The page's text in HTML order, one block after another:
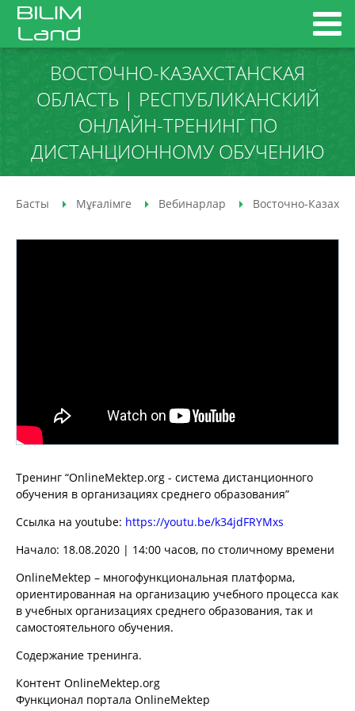
ВОСТОЧНО-КАЗАХСТАНСКАЯ
ОБЛАСТЬ | РЕСПУБЛИКАНСКИЙ
ОНЛАЙН-ТРЕНИНГ ПО
ДИСТАНЦИОННОМУ ОБУЧЕНИЮ
Басты Мұғалімге Вебинарлар Восточно-
Тренинг “OnlineMektep.org - cистема дистанционного
обучения в организациях среднего образования”
Ссылка на youtube: https://youtu.be/k34jdFRYMxs
Начало: 18.08.2020 | 14:00 часов, по столичному времени
OnlineMektep – многофункциональная платформа,
ориентированная на организацию учебного процесса как
в учебных организациях среднего образования, так и
самостоятельного обучения.
Содержание тренинга.
Контент OnlineMektep.org
Функционал портала OnlineMektep